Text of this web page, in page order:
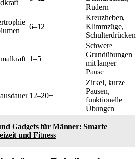
Rudern
6–12
Kreuzheben,
Klimmzüge,
Schulterdrücken
1–5
Schwere
Grundübungen
mit langer
Pause
12–20+
Zirkel, kurze
Pausen,
funktionelle
Übungen
Gadgets für Männer: Smarte
und Fitness